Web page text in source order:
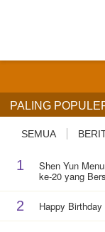
PALING
SEMUA
1 Shen Yun
ke-20 yang
2 Happy